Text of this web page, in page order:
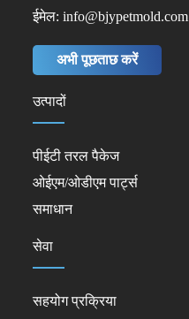
ईमेल: info@bjypetmold.com
अभी पूछताछ करें
उत्पादों
पीईटी तरल पैकेज
ओईएम/ओडीएम पार्ट्स
समाधान
सेवा
सहयोग प्रक्रिया